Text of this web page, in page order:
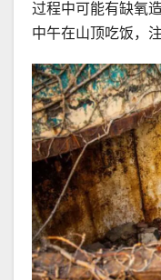
过程中可能有缺氧
中午在山顶吃饭，